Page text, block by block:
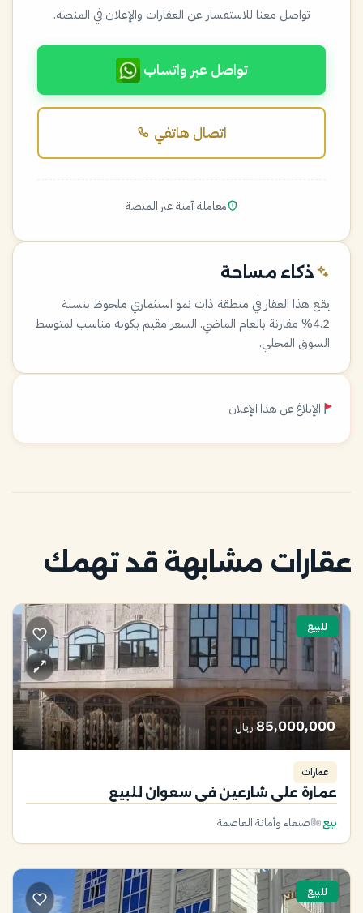
تواصل معنا للاستفسار عن العقارات والإعلان في المنصة.
تواصل عبر واتساب
اتصال هاتفي
معاملة آمنة عبر المنصة
ذكاء مساحة
يقع هذا العقار في منطقة ذات نمو استثماري ملحوظ بنسبة
4.2% مقارنة بالعام الماضي. السعر مقيم بكونه مناسب لمتوسط
السوق المحلي.
الإبلاغ عن هذا الإعلان
عقارات مشابهة قد تهمك
للبيع
85,000,000 ريال
عمارات
عمارة على شارعين في سعوان للبيع
بيع صنعاء وأمانة العاصمة
للبيع